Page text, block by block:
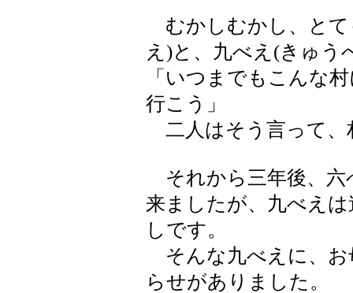
むかしむかし、とて
え)と、九べえ(きゅう
「いつまでもこんな
行こう」
二人はそう言って、
それから三年後、六
来ましたが、九べえ
しです。
そんな九べえに、お
らせがありました。